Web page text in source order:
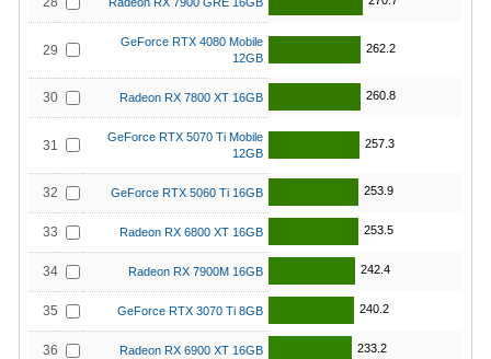
29
GeForce RTX 4080 Mobile
12GB
262.2
30 Radeon RX 7800 XT 16GB 260.8
31
GeForce RTX 5070 Ti Mobile
12GB
257.3
32 GeForce RTX 5060 Ti 16GB 253.9
33 Radeon RX 6800 XT 16GB 253.5
34 Radeon RX 7900M 16GB 242.4
35 GeForce RTX 3070 Ti 8GB 240.2
36 Radeon RX 6900 XT 16GB 233.2